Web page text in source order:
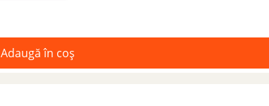
Adaugă în coș